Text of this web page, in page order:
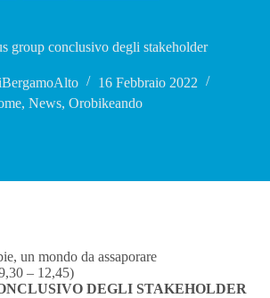
group conclusivo degli stakeholder
16 Febbraio 2022
, News, Orobikeando
un mondo da assaporare
– 12,45)
DEGLI STAKEHOLDER